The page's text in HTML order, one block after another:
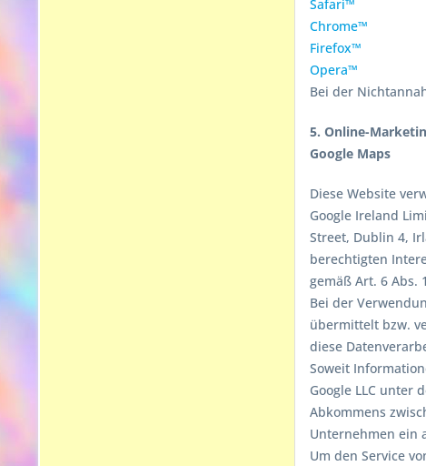
Safari™
Chrome™
Firefox™
Opera™
Bei der
5. Online-
Google Maps
Diese Website
Google Ireland
Street, Dublin 4,
berechtigten
gemäß Art. 6 Abs.
Bei der
übermittelt bzw.
diese
Soweit
Google LLC unter
Abkommens
Unternehmen ein
Um den Service